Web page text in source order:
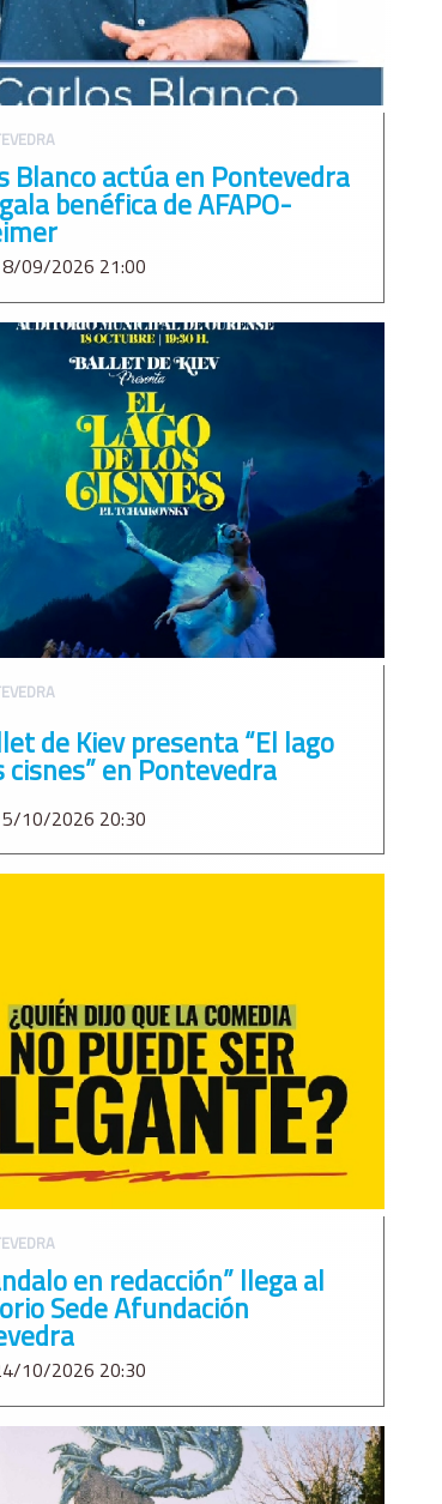
Blanco actúa en Pontevedra
benéfica de AFAPO-
09/2026 21:00
de Kiev presenta “El lago
cisnes” en Pontevedra
10/2026 20:30
en redacción” llega al
Sede Afundación
10/2026 20:30